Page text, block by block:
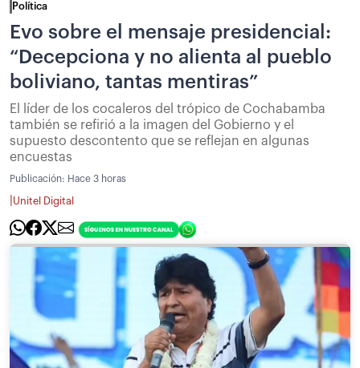
Política
Evo sobre el mensaje presidencial:
“Decepciona y no alienta al pueblo
boliviano, tantas mentiras”
El líder de los cocaleros del trópico de Cochabamba
también se refirió a la imagen del Gobierno y el
supuesto descontento que se reflejan en algunas
encuestas
Publicación: Hace 3 horas
Unitel Digital